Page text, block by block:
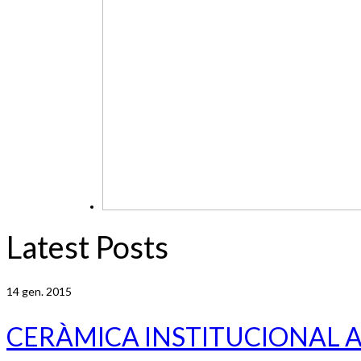
Latest Posts
14gen. 2015
CERÀMICA INSTITUCIONAL